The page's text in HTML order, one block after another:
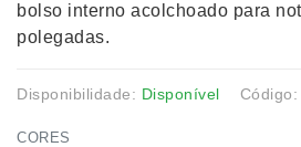
bolso interno acolchoado para
polegadas.
Disponibilidade: Disponível
CORES